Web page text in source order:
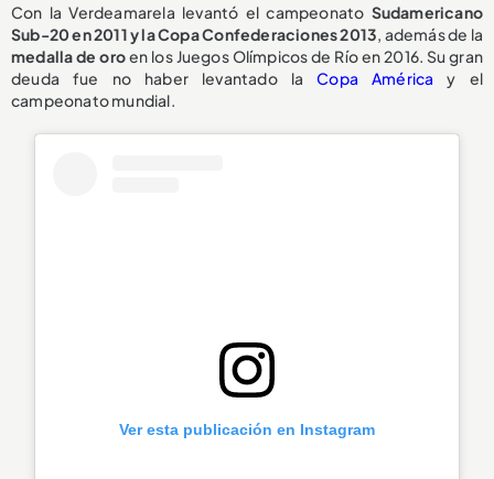
Con la Verdeamarela levantó el campeonato Sudamericano
Sub-20 en 2011 y la Copa Confederaciones 2013, además de la
medalla de oroen los Juegos Olímpicos de Río en 2016. Su gran
deuda fue no haber levantado laCopa América y el
campeonato mundial.
Ver esta publicación en Instagram